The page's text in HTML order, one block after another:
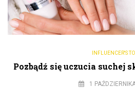
INFLUENCER'S
Pozbądź się uczucia suchej
1